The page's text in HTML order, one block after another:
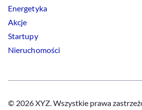
Energetyka
Akcje
Startupy
Nieruchomości
© 2026 XYZ. Wszystkie prawa